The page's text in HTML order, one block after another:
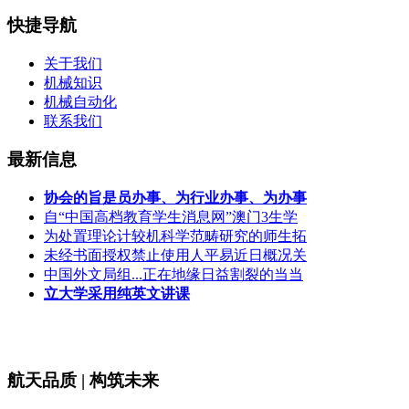
快捷导航
关于我们
机械知识
机械自动化
联系我们
最新信息
协会的旨是员办事、为行业办事、为办事
自“中国高档教育学生消息网”澳门3生学
为处置理论计较机科学范畴研究的师生拓
未经书面授权禁止使用人平易近日概况关
中国外文局组...正在地缘日益割裂的当当
立大学采用纯英文讲课
航天品质 | 构筑未来